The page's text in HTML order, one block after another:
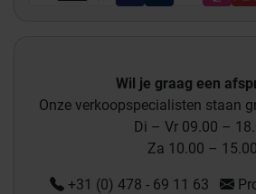
Wil je graag een
Onze verkoopspecialisten staan
Di – Vr 09.00 –
Za 10.00 – 15.00
+31 (0) 478 - 69 11 63